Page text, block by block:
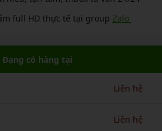
full HD thực tế tại group Zalo
Đang có hàng tại
Liên hệ
Liên hệ